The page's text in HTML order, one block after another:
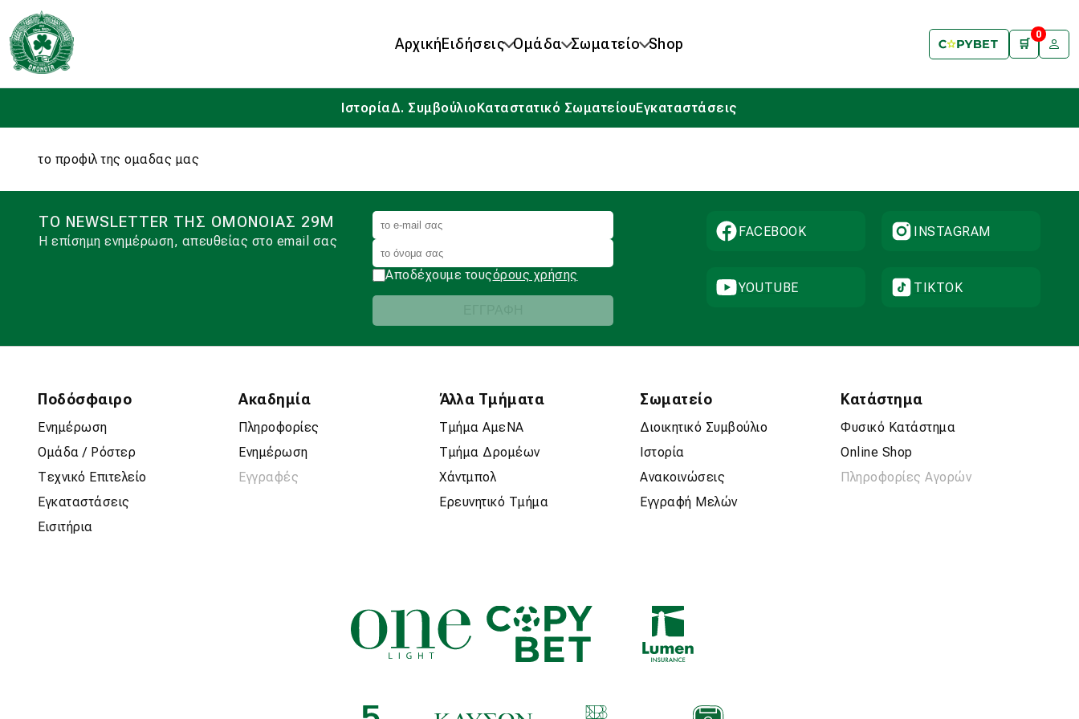
ΑρχικήΕιδήσεις Ομάδα Σωματείο Shop 🛒
0
ΙστορίαΔ. ΣυμβούλιοΚαταστατικό ΣωματείουΕγκαταστάσεις
το προφιλ της ομαδας μας
ΤΟ NEWSLETTER ΤΗΣ ΟΜΟΝΟΙΑΣ 29Μ
Η επίσημη ενημέρωση, απευθείας στο email σας
Αποδέχουμε τουςόρους χρήσης
FACEBOOK INSTAGRAM
YOUTUBE TIKTOK
Ποδόσφαιρο
Ενημέρωση
Ομάδα / Ρόστερ
Τεχνικό Επιτελείο
Εγκαταστάσεις
Εισιτήρια
Ακαδημία
Πληροφορίες
Ενημέρωση
Εγγραφές
Άλλα Τμήματα
Τμήμα ΑμεΝΑ
Τμήμα Δρομέων
Χάντμπολ
Ερευνητικό Τμήμα
Σωματείο
Διοικητικό Συμβούλιο
Ιστορία
Ανακοινώσεις
Εγγραφή Μελών
Κατάστημα
Φυσικό Κατάστημα
Online Shop
Πληροφορίες Αγορών